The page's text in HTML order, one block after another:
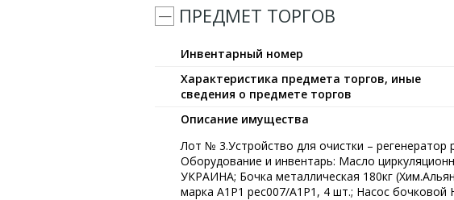
ПРЕДМЕТ ТОРГОВ
Инвентарный номер
Характеристика предмета торгов, иные
сведения о предмете торгов
Описание имущества
Лот № 3.Устройство для очистки – регенератор
Оборудование и инвентарь: Масло
УКРАИHА; Бочка металлическая 180кг
марка А1Р1 рес007/А1Р1, 4 шт.; Насос бочковой